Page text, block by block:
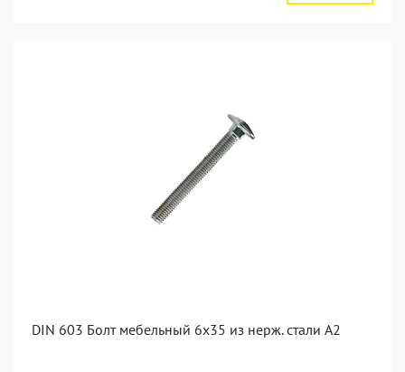
DIN 603 Болт мебельный 6х35 из нерж. стали А2